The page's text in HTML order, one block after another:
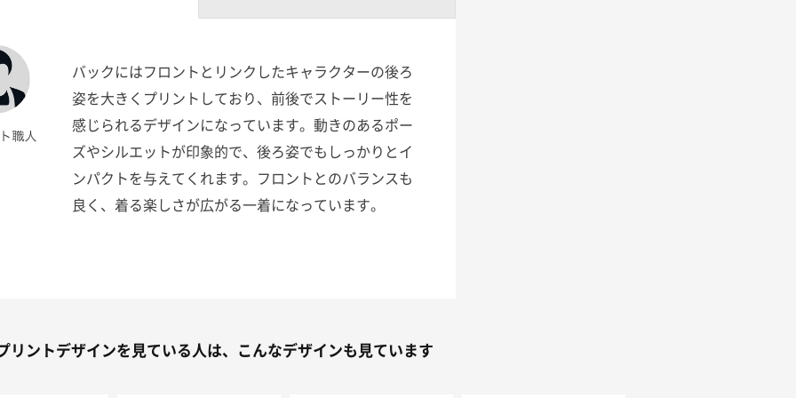
バックにはフロントとリンクしたキャラクターの後ろ
姿を大きくプリントしており、前後でストーリー性を
感じられるデザインになっています。動きのあるポー
ズやシルエットが印象的で、後ろ姿でもしっかりとイ
ンパクトを与えてくれます。フロントとのバランスも
良く、着る楽しさが広がる一着になっています。
リントデザインを見ている人は、こんなデザインも見ています